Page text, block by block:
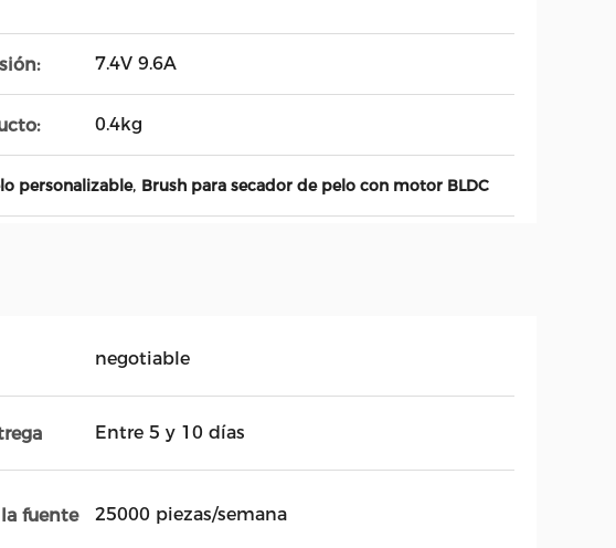
7.4V 9.6A
0.4kg
personalizable, Brush para secador de pelo con motor BLDC
negotiable
Entre 5 y 10 días
fuente 25000 piezas/semana